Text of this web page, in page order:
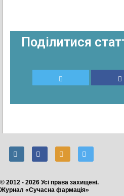
Поділитися
© 2012 - 2026 Усі права захищені.
Журнал «Сучасна фармація»